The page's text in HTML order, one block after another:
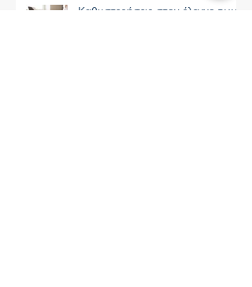
Καθυστερήσεις στον έλεγχο των